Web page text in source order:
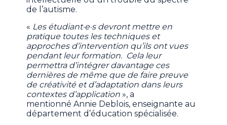
de l’autisme.
« Les étudiant·e·s devront mettre en
pratique toutes les techniques et
approches d’intervention qu’ils ont vues
pendant leur formation. Cela leur
permettra d’intégrer davantage ces
dernières de même que de faire preuve
de créativité et d’adaptation dans leurs
contextes d’application », a
mentionné Annie Deblois, enseignante au
département d’éducation spécialisée.